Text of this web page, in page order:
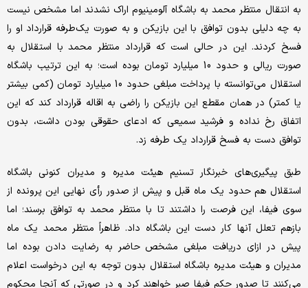
به انتقال منتظر محمد به باشگاه آلومینیوم اراک نشدند اما مشخص نیست
به چه دلیلی بدون توافق با این بازیکن و به صورت یک‌طرفه قرارداد او را
فسخ کردند. این در حالی است که قرارداد منتظر محمد با استقلال به
صورت ریالی و حدود 10 میلیارد تومان بوده است؛ به این ترتیب باشگاه
استقلال می‌توانسته با پرداخت مبلغی حدود 10 میلیارد تومان (کمی بیشتر
یا کمتر) در همان مقطع این بازیکن را راضی به اقاله قرارداد کند که این
اتفاق رخ نداده و فرشید سمیعی که ادعای حقوقی بودن داشت، بدون
توافق دست به فسخ قرارداد یک طرفه زد.
طبق پیگیری‌های خبرنگار تسنیم هیئت مدیره و مدیران کنونی باشگاه
استقلال هم حدود یک ماه قبل و پیش از صدور رأی نهایی این پرونده از
سوی فیفا، این فرصت را داشتند تا با منتظر محمد به توافق برسند؛ اما
بازهم تعلل آنها کار دست این باشگاه داد. ظاهراً منتظر محمد یک ماه
پیش در ازای دریافت مبلغی مشخص حاضر به رضایت دادن بوده اما
مدیران و هیئت مدیره باشگاه استقلال بدون توجه به این درخواست اعلام
می‌کنند تا صدور حکم فیفا صبر خواهند کرد و در صورتی که آنجا محکوم